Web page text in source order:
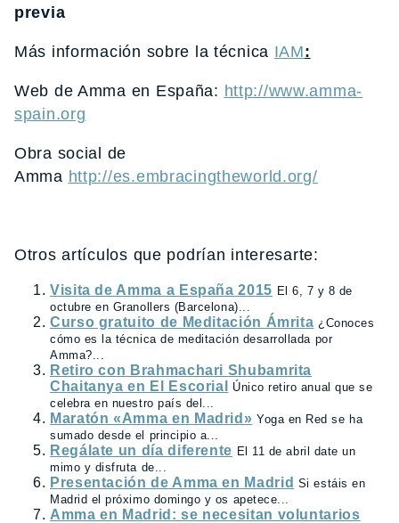
previa
Más información sobre la técnica IAM:
Web de Amma en España: http://www.amma-
spain.org
Obra social de
Amma http://es.embracingtheworld.org/
Otros artículos que podrían interesarte:
Visita de Amma a España 2015 El 6, 7 y 8 de
octubre en Granollers (Barcelona)...
Curso gratuito de Meditación Ámrita ¿Conoces
cómo es la técnica de meditación desarrollada por
Amma?...
Retiro con Brahmachari Shubamrita
Chaitanya en El Escorial
Único retiro anual que se
celebra en nuestro país del...
Maratón «Amma en Madrid» Yoga en Red se ha
sumado desde el principio a...
Regálate un día diferente El 11 de abril date un
mimo y disfruta de...
Presentación de Amma en Madrid Si estáis en
Madrid el próximo domingo y os apetece...
Amma en Madrid: se necesitan voluntarios